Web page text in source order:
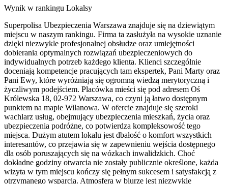
Wynik w rankingu Lokalsy
Superpolisa Ubezpieczenia Warszawa znajduje się na dziewiątym
miejscu w naszym rankingu. Firma ta zasłużyła na wysokie uznanie
dzięki niezwykle profesjonalnej obsłudze oraz umiejętności
dobierania optymalnych rozwiązań ubezpieczeniowych do
indywidualnych potrzeb każdego klienta. Klienci szczególnie
doceniają kompetencje pracujących tam ekspertek, Pani Marty oraz
Pani Ewy, które wyróżniają się ogromną wiedzą merytoryczną i
życzliwym podejściem. Placówka mieści się pod adresem Oś
Królewska 18, 02-972 Warszawa, co czyni ją łatwo dostępnym
punktem na mapie Wilanowa. W ofercie znajduje się szeroki
wachlarz usług, obejmujący ubezpieczenia mieszkań, życia oraz
ubezpieczenia podróżne, co potwierdza kompleksowość tego
miejsca. Dużym atutem lokalu jest dbałość o komfort wszystkich
interesantów, co przejawia się w zapewnieniu wejścia dostępnego
dla osób poruszających się na wózkach inwalidzkich. Choć
dokładne godziny otwarcia nie zostały publicznie określone, każda
wizyta w tym miejscu kończy się pełnym sukcesem i satysfakcją z
otrzymanego wsparcia. Atmosfera w biurze jest niezwykle